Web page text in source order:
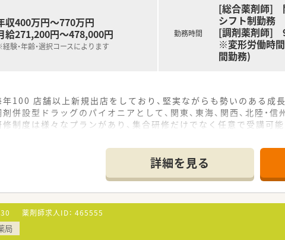
収400万円～770万円
給271,200円～478,000円
験・年齢・選択コースによります
勤務時間
[総合薬剤師]
シフト制勤務
[調剤薬剤師]
※変形労働時
間勤務)
100 店舗以上新規出店をしており、堅実ながらも勢いのある成
併設型ドラッグのパイオニアとして、関東、東海、関西、北陸・
制度は様々なプランがあり、集合研修だけでなく任意で受講可
合薬剤師・調剤薬剤師（土日休み・19時までの勤務）どちらかの働
剤併設型だけでなく「医療モール・クリニック併設店舗」「敷地内
宅医療にも積極的取り組んでおり「訪問調剤特化型店舗」を50店
ラチナくるみん認定企業」「健康経営優良法人2023（大規模法
す
した研修制度、人事制度、評価制度、キャリア支援制度等がある
詳細を見る
薬剤師求人ID： 465555
局